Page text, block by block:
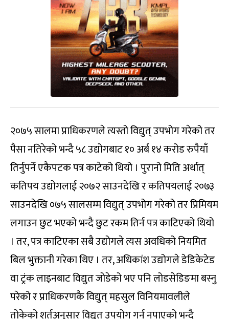
२०७५ सालमा प्राधिकरणले त्यस्तो विद्युत् उपभोग गरेको तर
पैसा नतिरेको भन्दै ५८ उद्योगबाट १० अर्ब १४ करोड रुपैयाँ
तिर्नुपर्ने एकैपटक पत्र काटेको थियो । पुरानो मिति अर्थात्
कतिपय उद्योगलाई २०७२ साउनदेखि र कतिपयलाई २०७३
साउनदेखि ०७५ सालसम्म विद्युत् उपभोग गरेको तर प्रिमियम
लगाउन छुट भएको भन्दै छुट रकम तिर्न पत्र काटिएको थियो
। तर, पत्र काटिएका सबै उद्योगले त्यस अवधिको नियमित
बिल भुक्तानी गरेका थिए । तर, अधिकांश उद्योगले डेडिकेटेड
वा ट्रंक लाइनबाट विद्युत जोडेको भए पनि लोडसेडिङमा बस्नु
परेको र प्राधिकरणकै विद्युत् महसुल विनियमावलीले
तोकेको शर्तअनुसार विद्युत उपयोग गर्न नपाएको भन्दै